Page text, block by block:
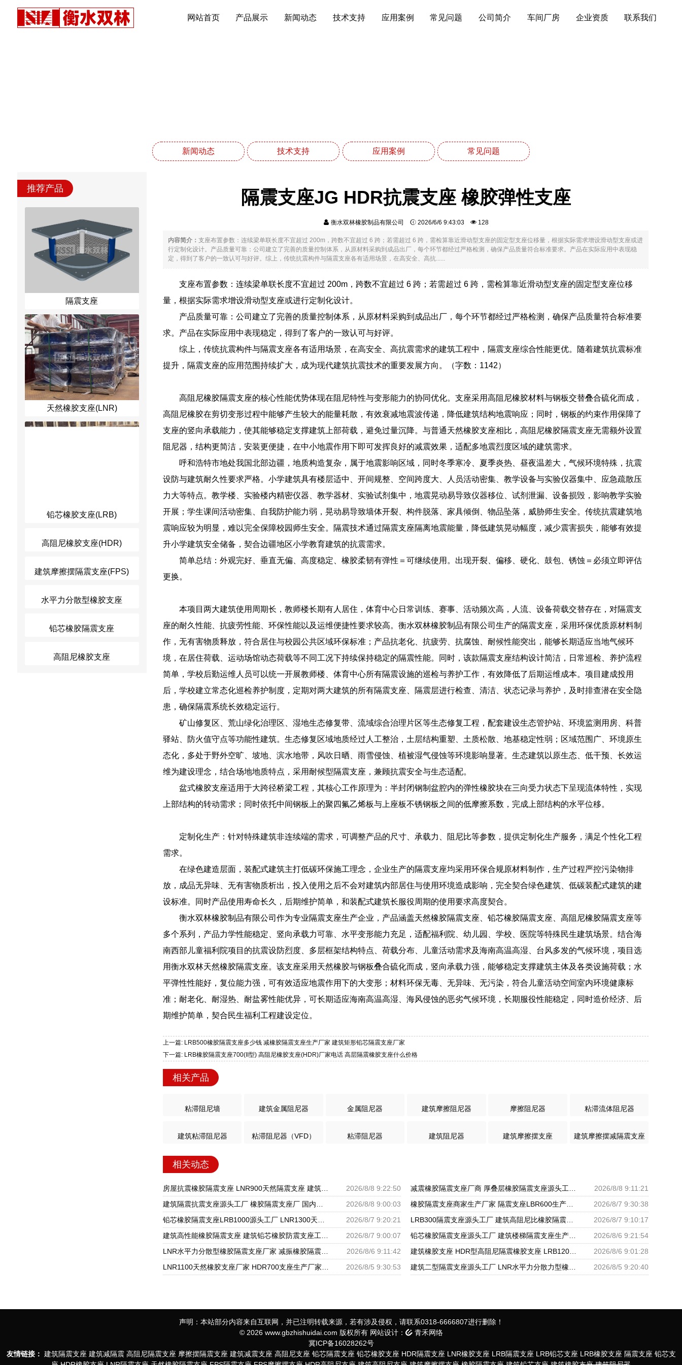
网站首页 产品展示 新闻动态 技术支持 应用案例 常见问题 公司简介 车间厂房 企业资质 联系我们
新闻动态 技术支持 应用案例 常见问题
推荐产品
隔震支座
天然橡胶支座(LNR)
铅芯橡胶支座(LRB)
高阻尼橡胶支座(HDR)
建筑摩擦摆隔震支座(FPS)
水平力分散型橡胶支座
铅芯橡胶隔震支座
高阻尼橡胶支座
隔震支座JG HDR抗震支座 橡胶弹性支座
衡水双林橡胶制品有限公司 2026/6/6 9:43:03 128
内容简介： 支座布置参数：连续梁单联长度不宜超过 200m，跨数不宜超过 6 跨；若需超过 6 跨，需检算靠近滑动型支座的固定型支座位移量，根据实际需求增设滑动型支座或进
行定制化设计。产品质量可靠：公司建立了完善的质量控制体系，从原材料采购到成品出厂，每个环节都经过严格检测，确保产品质量符合标准要求。产品在实际应用中表现稳
定，得到了客户的一致认可与好评。综上，传统抗震构件与隔震支座各有适用场景，在高安全、高抗......
支座布置参数：连续梁单联长度不宜超过 200m，跨数不宜超过 6 跨；若需超过 6 跨，需检算靠近滑动型支座的固定型支座位移
量，根据实际需求增设滑动型支座或进行定制化设计。
产品质量可靠：公司建立了完善的质量控制体系，从原材料采购到成品出厂，每个环节都经过严格检测，确保产品质量符合标准要
求。产品在实际应用中表现稳定，得到了客户的一致认可与好评。
综上，传统抗震构件与隔震支座各有适用场景，在高安全、高抗震需求的建筑工程中，隔震支座综合性能更优。随着建筑抗震标准
提升，隔震支座的应用范围持续扩大，成为现代建筑抗震技术的重要发展方向。（字数：1142）
高阻尼橡胶隔震支座的核心性能优势体现在阻尼特性与变形能力的协同优化。支座采用高阻尼橡胶材料与钢板交替叠合硫化而成，
高阻尼橡胶在剪切变形过程中能够产生较大的能量耗散，有效衰减地震波传递，降低建筑结构地震响应；同时，钢板的约束作用保障了
支座的竖向承载能力，使其能够稳定支撑建筑上部荷载，避免过量沉降。与普通天然橡胶支座相比，高阻尼橡胶隔震支座无需额外设置
阻尼器，结构更简洁，安装更便捷，在中小地震作用下即可发挥良好的减震效果，适配多地震烈度区域的建筑需求。
呼和浩特市地处我国北部边疆，地质构造复杂，属于地震影响区域，同时冬季寒冷、夏季炎热、昼夜温差大，气候环境特殊，抗震
设防与建筑耐久性要求严格。小学建筑具有楼层适中、开间规整、空间跨度大、人员活动密集、教学设备与实验仪器集中、应急疏散压
力大等特点。教学楼、实验楼内精密仪器、教学器材、实验试剂集中，地震晃动易导致仪器移位、试剂泄漏、设备损毁，影响教学实验
开展；学生课间活动密集、自我防护能力弱，晃动易导致墙体开裂、构件脱落、家具倾倒、物品坠落，威胁师生安全。传统抗震建筑地
震响应较为明显，难以完全保障校园师生安全。隔震技术通过隔震支座隔离地震能量，降低建筑晃动幅度，减少震害损失，能够有效提
升小学建筑安全储备，契合边疆地区小学教育建筑的抗震需求。
简单总结：外观完好、垂直无偏、高度稳定、橡胶柔韧有弹性＝可继续使用。出现开裂、偏移、硬化、鼓包、锈蚀＝必须立即评估
更换。
本项目两大建筑使用周期长，教师楼长期有人居住，体育中心日常训练、赛事、活动频次高，人流、设备荷载交替存在，对隔震支
座的耐久性能、抗疲劳性能、环保性能以及运维便捷性要求较高。衡水双林橡胶制品有限公司生产的隔震支座，采用环保优质原材料制
作，无有害物质释放，符合居住与校园公共区域环保标准；产品抗老化、抗疲劳、抗腐蚀、耐候性能突出，能够长期适应当地气候环
境，在居住荷载、运动场馆动态荷载等不同工况下持续保持稳定的隔震性能。同时，该款隔震支座结构设计简洁，日常巡检、养护流程
简单，学校后勤运维人员可以统一开展教师楼、体育中心所有隔震设施的巡检与养护工作，有效降低了后期运维成本。项目建成投用
后，学校建立常态化巡检养护制度，定期对两大建筑的所有隔震支座、隔震层进行检查、清洁、状态记录与养护，及时排查潜在安全隐
患，确保隔震系统长效稳定运行。
矿山修复区、荒山绿化治理区、湿地生态修复带、流域综合治理片区等生态修复工程，配套建设生态管护站、环境监测用房、科普
驿站、防火值守点等功能性建筑。生态修复区域地质经过人工整治，土层结构重塑、土质松散、地基稳定性弱；区域范围广、环境原生
态化，多处于野外空旷、坡地、滨水地带，风吹日晒、雨雪侵蚀、植被湿气侵蚀等环境影响显著。生态建筑以原生态、低干预、长效运
维为建设理念，结合场地地质特点，采用耐候型隔震支座，兼顾抗震安全与生态适配。
盆式橡胶支座适用于大跨径桥梁工程，其核心工作原理为：半封闭钢制盆腔内的弹性橡胶块在三向受力状态下呈现流体特性，实现
上部结构的转动需求；同时依托中间钢板上的聚四氟乙烯板与上座板不锈钢板之间的低摩擦系数，完成上部结构的水平位移。
定制化生产：针对特殊建筑非连续端的需求，可调整产品的尺寸、承载力、阻尼比等参数，提供定制化生产服务，满足个性化工程
需求。
在绿色建造层面，装配式建筑主打低碳环保施工理念，企业生产的隔震支座均采用环保合规原材料制作，生产过程严控污染物排
放，成品无异味、无有害物质析出，投入使用之后不会对建筑内部居住与使用环境造成影响，完全契合绿色建筑、低碳装配式建筑的建
设标准。同时产品使用寿命长久，后期维护简单，和装配式建筑长服役周期的使用要求高度契合。
衡水双林橡胶制品有限公司作为专业隔震支座生产企业，产品涵盖天然橡胶隔震支座、铅芯橡胶隔震支座、高阻尼橡胶隔震支座等
多个系列，产品力学性能稳定、竖向承载力可靠、水平变形能力充足，适配福利院、幼儿园、学校、医院等特殊民生建筑场景。结合海
南西部儿童福利院项目的抗震设防烈度、多层框架结构特点、荷载分布、儿童活动需求及海南高温高湿、台风多发的气候环境，项目选
用衡水双林天然橡胶隔震支座。该支座采用天然橡胶与钢板叠合硫化而成，竖向承载力强，能够稳定支撑建筑主体及各类设施荷载；水
平弹性性能好，复位能力强，可有效适应地震作用下的大变形；材料环保无毒、无异味、无污染，符合儿童活动空间室内环境健康标
准；耐老化、耐湿热、耐盐雾性能优异，可长期适应海南高温高湿、海风侵蚀的恶劣气候环境，长期服役性能稳定，同时造价经济、后
期维护简单，契合民生福利工程建设定位。
上一篇: LRB500橡胶隔震支座多少钱 减橡胶隔震支座生产厂家 建筑矩形铅芯隔震支座厂家
下一篇: LRB橡胶隔震支座700(II型) 高阻尼橡胶支座(HDR)厂家电话 高层隔震橡胶支座什么价格
相关产品
粘滞阻尼墙 建筑金属阻尼器 金属阻尼器 建筑摩擦阻尼器 摩擦阻尼器 粘滞流体阻尼器
建筑粘滞阻尼器 粘滞阻尼器（VFD） 粘滞阻尼器 建筑阻尼器 建筑摩擦摆支座 建筑摩擦摆减隔震支座
相关动态
房屋抗震橡胶隔震支座 LNR900天然隔震支座 建筑圆形隔震支座源头工厂 2026/8/8 9:22:50
2026/8/8 9:11:21
2026/8/8 9:00:03
2026/8/7 9:30:38
2026/8/7 9:20:21
2026/8/7 9:10:17
2026/8/7 9:00:07
2026/8/6 9:21:54
LNR水平力分散型橡胶隔震支座厂家 减振橡胶隔震支座 LRB铅芯支座什么价格
2026/8/6 9:11:42
2026/8/6 9:01:28
2026/8/5 9:30:53 2026/8/5 9:20:40
声明：本站部分内容来自互联网，并已注明转载来源，若有涉及侵权，请联系0318-6666807进行删除！
© 2026 www.gbzhishuidai.com 版权所有 网站设计：
青禾网络
冀ICP备16028262号
友情链接： 建筑隔震支座 建筑减隔震 高阻尼隔震支座 摩擦摆隔震支座 建筑减震支座 高阻尼支座 铅芯隔震支座 铅芯橡胶支座 HDR隔震支座 LNR橡胶支座 LRB隔震支座 LRB铅芯支座 LRB橡胶支座 隔震支座 铅芯支